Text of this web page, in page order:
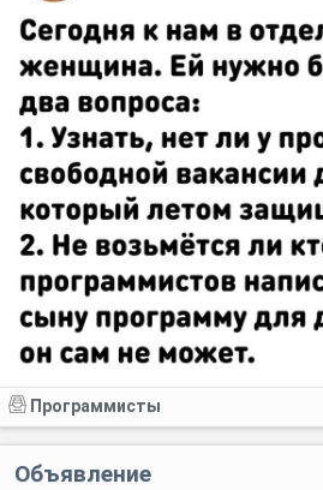
Программисты
Объявление